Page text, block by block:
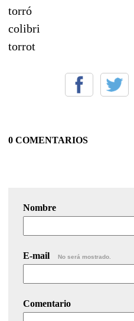
torró
colibri
torrot
0 COMENTARIOS
Nombre
E-mail No será mostrado.
Comentario